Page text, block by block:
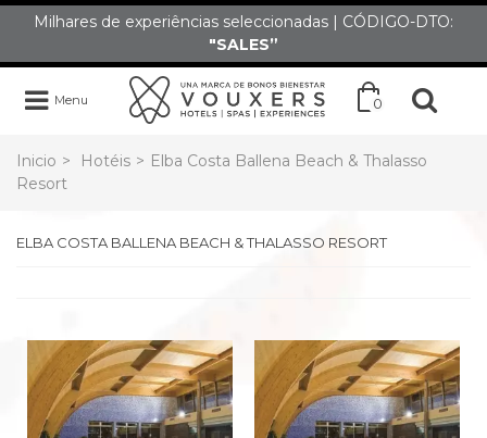
Milhares de experiências seleccionadas | CÓDIGO-DTO:
"SALES”
Menu 0
Inicio > Hotéis > Elba Costa Ballena Beach & Thalasso
Resort
ELBA COSTA BALLENA BEACH & THALASSO RESORT